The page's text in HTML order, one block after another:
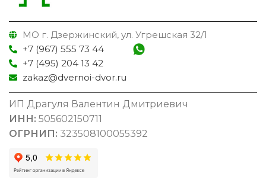
МО г. Дзержинский, ул. Угрешская 32/1
+7 (967) 555 73 44
+7 (495) 204 13 42
zakaz@dvernoi-dvor.ru
ИП Драгуля Валентин Дмитриевич
ИНН: 505602150711
ОГРНИП: 323508100055392